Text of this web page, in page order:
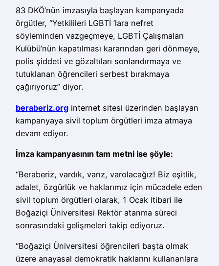
83 DKÖ’nün imzasıyla başlayan kampanyada
örgütler, “Yetkilileri LGBTİ ’lara nefret
söyleminden vazgeçmeye, LGBTİ Çalışmaları
Kulübü’nün kapatılması kararından geri dönmeye,
polis şiddeti ve gözaltıları sonlandırmaya ve
tutuklanan öğrencileri serbest bırakmaya
çağırıyoruz” diyor.
beraberiz.org internet sitesi üzerinden başlayan
kampanyaya sivil toplum örgütleri imza atmaya
devam ediyor.
İmza kampanyasının tam metni ise şöyle:
“Beraberiz, vardık, varız, varolacağız! Biz eşitlik,
adalet, özgürlük ve haklarımız için mücadele eden
sivil toplum örgütleri olarak, 1 Ocak itibari ile
Boğaziçi Üniversitesi Rektör atanma süreci
sonrasındaki gelişmeleri takip ediyoruz.
“Boğaziçi Üniversitesi öğrencileri başta olmak
üzere anayasal demokratik haklarını kullananlara